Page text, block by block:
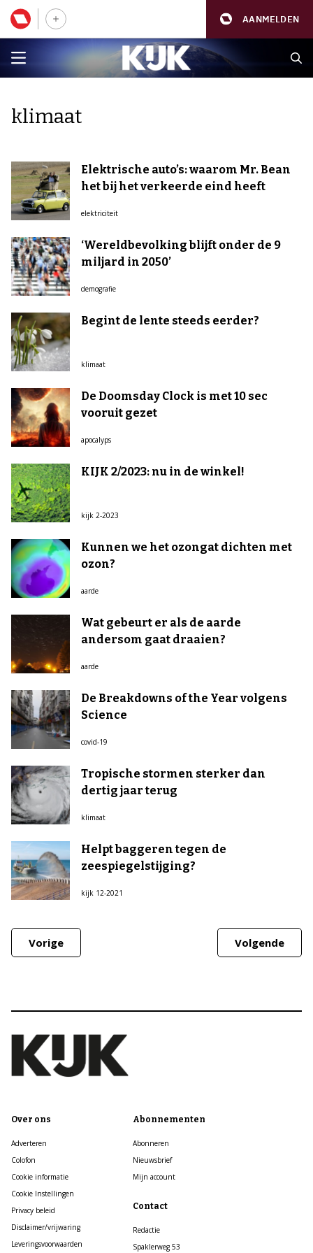
AANMELDEN
klimaat
Elektrische auto’s: waarom Mr. Bean
het bij het verkeerde eind heeft
elektriciteit
‘Wereldbevolking blijft onder de 9
miljard in 2050’
demografie
Begint de lente steeds eerder?
klimaat
De Doomsday Clock is met 10 sec
vooruit gezet
apocalyps
KIJK 2/2023: nu in de winkel!
kijk 2-2023
Kunnen we het ozongat dichten met
ozon?
aarde
Wat gebeurt er als de aarde
andersom gaat draaien?
aarde
De Breakdowns of the Year volgens
Science
covid-19
Tropische stormen sterker dan
dertig jaar terug
klimaat
Helpt baggeren tegen de
zeespiegelstijging?
kijk 12-2021
Vorige Volgende
Over ons
Adverteren
Colofon
Cookie informatie
Cookie Instellingen
Privacy beleid
Disclaimer/vrijwaring
Leveringsvoorwaarden
Abonnementen
Abonneren
Nieuwsbrief
Mijn account
Contact
Redactie
Spaklerweg 53